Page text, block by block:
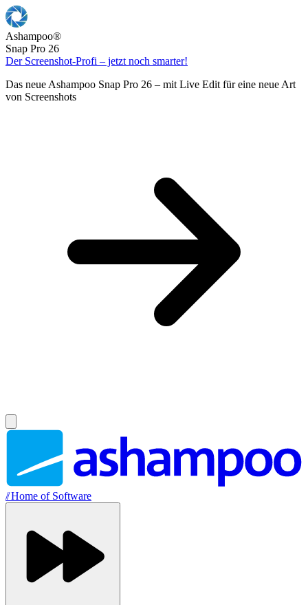
Ashampoo®
Snap Pro 26
Der Screenshot-Profi – jetzt noch smarter!
Das neue Ashampoo Snap Pro 26 – mit Live Edit für eine neue Art
von Screenshots
//Home of Software